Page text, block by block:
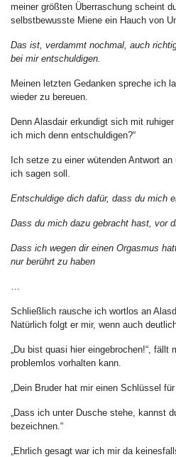
meiner größten Überraschung scheint
selbstbewusste Miene ein Hauch von
Das ist, verdammt nochmal, auch
bei mir entschuldigen.
Meinen letzten Gedanken spreche ich
wieder zu bereuen.
Denn Alasdair erkundigt sich mit
ich mich denn entschuldigen?“
Ich setze zu einer wütenden Antwort
ich sagen soll.
Entschuldige dich dafür, dass du mich
Dass du mich dazu gebracht hast, vor
Dass ich wegen dir einen Orgasmus
nur berührt zu haben
…
Schließlich rausche ich wortlos an
Natürlich folgt er mir, wenn auch
„Du bist quasi hier eingebrochen!“, fällt
problemlos vorhalten kann.
„Dein Bruder hat mir einen Schlüssel
„Dass ich unter Dusche stehe, kannst
bezeichnen.“
„Ehrlich gesagt war ich mir da